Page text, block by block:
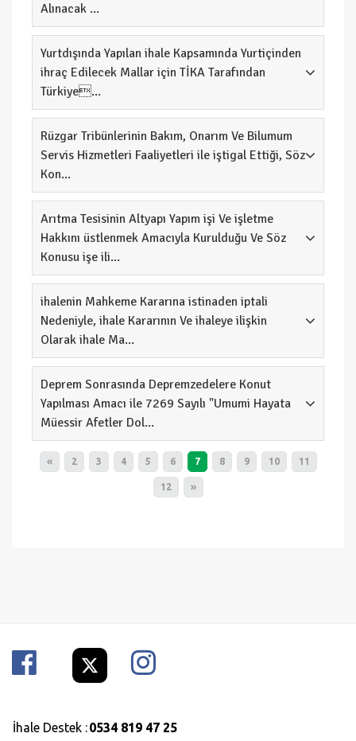
Alınacak ...
Yurtdışında Yapılan ihale Kapsamında Yurtiçinden
ihraç Edilecek Mallar için TİKA Tarafından
Türkiye...
Rüzgar Tribünlerinin Bakım, Onarım Ve Bilumum
Servis Hizmetleri Faaliyetleri ile iştigal Ettiği, Söz
Kon...
Arıtma Tesisinin Altyapı Yapım işi Ve işletme
Hakkını üstlenmek Amacıyla Kurulduğu Ve Söz
Konusu işe ili...
ihalenin Mahkeme Kararına istinaden iptali
Nedeniyle, ihale Kararının Ve ihaleye ilişkin
Olarak ihale Ma...
Deprem Sonrasında Depremzedelere Konut
Yapılması Amacı ile 7269 Sayılı "Umumi Hayata
Müessir Afetler Dol...
« 2 3 4 5 6 7 8 9 10 11
12 »
İhale Destek :0534 819 47 25